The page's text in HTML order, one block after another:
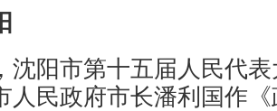
阳市第十五届人民代表
人民政府市长潘利国作